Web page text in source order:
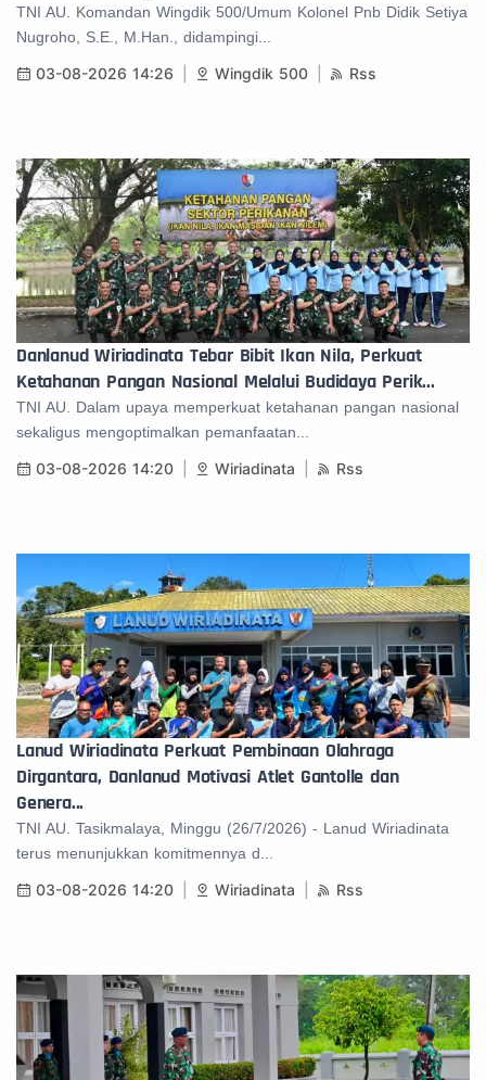
TNI AU. Komandan Wingdik 500/Umum Kolonel Pnb Didik Setiya
Nugroho, S.E., M.Han., didampingi...
03-08-2026 14:26 Wingdik 500 Rss
Danlanud Wiriadinata Tebar Bibit Ikan Nila, Perkuat
Ketahanan Pangan Nasional Melalui Budidaya Perik...
TNI AU. Dalam upaya memperkuat ketahanan pangan nasional
sekaligus mengoptimalkan pemanfaatan...
03-08-2026 14:20 Wiriadinata Rss
Lanud Wiriadinata Perkuat Pembinaan Olahraga
Dirgantara, Danlanud Motivasi Atlet Gantolle dan
Genera...
TNI AU. Tasikmalaya, Minggu (26/7/2026) - Lanud Wiriadinata
terus menunjukkan komitmennya d...
03-08-2026 14:20 Wiriadinata Rss